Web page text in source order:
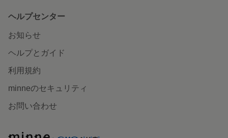
ヘルプセンター
お知らせ
ヘルプとガイド
利用規約
minneのセキュリティ
お問い合わせ